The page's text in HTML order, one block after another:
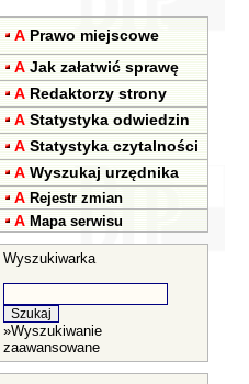
A Prawo miejscowe
A Jak załatwić sprawę
A Redaktorzy strony
A Statystyka odwiedzin
A Statystyka czytalności
A Wyszukaj urzędnika
A Rejestr zmian
A Mapa serwisu
Wyszukiwarka
»Wyszukiwanie
zaawansowane